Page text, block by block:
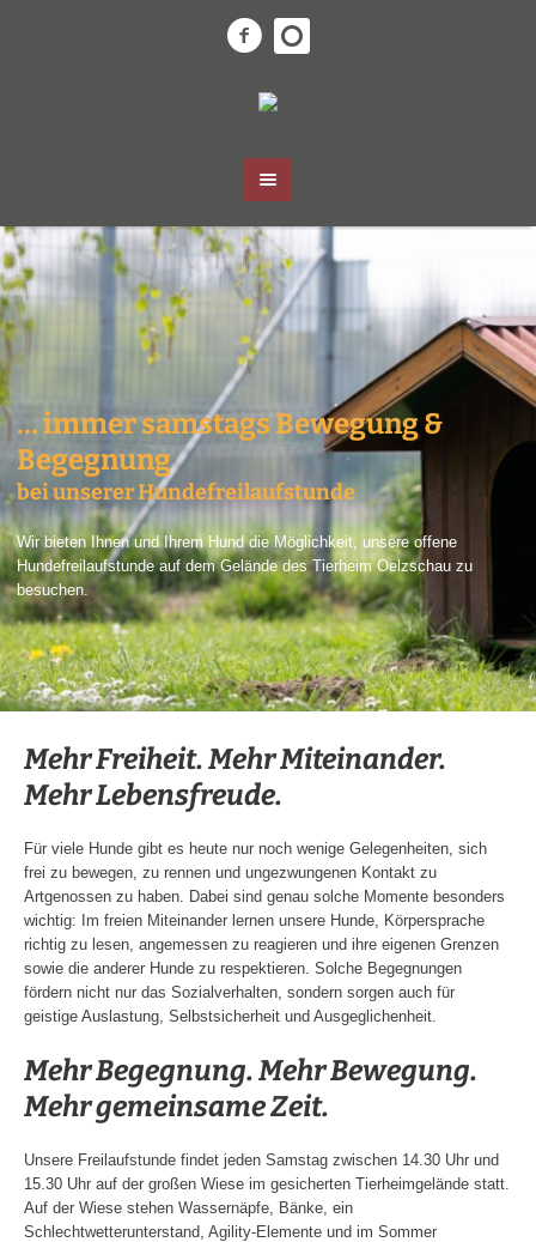
… immer samstags Bewegung &
Begegnung
bei unserer Hundefreilaufstunde
Wir bieten Ihnen und Ihrem Hund die Möglichkeit, unsere offene
Hundefreilaufstunde auf dem Gelände des Tierheim Oelzschau zu
besuchen.
Mehr Freiheit. Mehr Miteinander.
Mehr Lebensfreude.
Für viele Hunde gibt es heute nur noch wenige Gelegenheiten, sich
frei zu bewegen, zu rennen und ungezwungenen Kontakt zu
Artgenossen zu haben. Dabei sind genau solche Momente besonders
wichtig: Im freien Miteinander lernen unsere Hunde, Körpersprache
richtig zu lesen, angemessen zu reagieren und ihre eigenen Grenzen
sowie die anderer Hunde zu respektieren. Solche Begegnungen
fördern nicht nur das Sozialverhalten, sondern sorgen auch für
geistige Auslastung, Selbstsicherheit und Ausgeglichenheit.
Mehr Begegnung. Mehr Bewegung.
Mehr gemeinsame Zeit.
Unsere Freilaufstunde findet jeden Samstag zwischen 14.30 Uhr und
15.30 Uhr auf der großen Wiese im gesicherten Tierheimgelände statt.
Auf der Wiese stehen Wassernäpfe, Bänke, ein
Schlechtwetterunterstand, Agility-Elemente und im Sommer